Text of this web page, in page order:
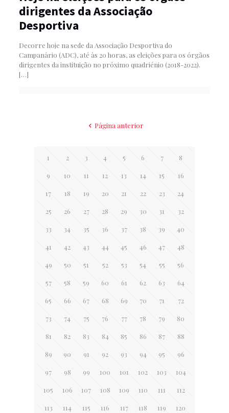
dirigentes da Associação
Desportiva
Decorre hoje na sede da Associação Desportiva do
Campanário (ADC), até às 20 horas, as eleições para os órgãos
dirigentes da instituição no próximo quadriénio (2018-2022).
[…]
Página anterior
1 2 3 4 5 6 7 8
9 10 11 12 13 14 15 16
17 18 19 20 21 22 23 24
25 26 27 28 29 30 31 32
33 34 35 36 37 38 39 40
41 42 43 44 45 46 47 48
49 50 51 52 53 54 55 56
57 58 59 60 61 62 63 64
65 66 67 68 69 70 71 72
73 74 75 76 77 78 79 80
81 82 83 84 85 86 87 88
89 90 91 92 93 94 95 96
97 98 99 100 101 102 103 104
105 106 107 108 109 110 111 112
113 114 115 116 117 118 119 120